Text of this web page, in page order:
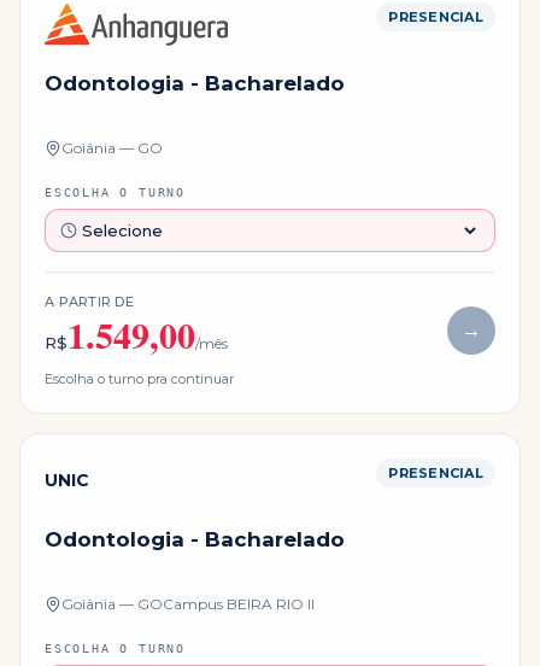
PRESENCIAL
Odontologia - Bacharelado
Goiânia — GO
ESCOLHA O TURNO
A PARTIR DE
R$1.549,00/mês
→
Escolha o turno pra continuar
UNIC PRESENCIAL
Odontologia - Bacharelado
Goiânia — GOCampus BEIRA RIO II
ESCOLHA O TURNO